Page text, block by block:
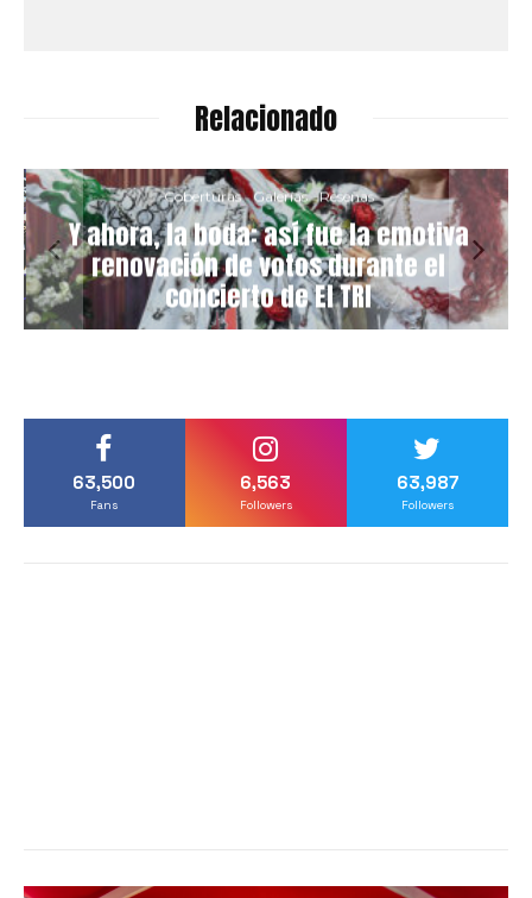
Relacionado
Coberturas Galerías Reseñas
Y ahora, la boda: así fue la emotiva
renovación de votos durante el
concierto de El TRI
63,500
Fans
6,563
Followers
63,987
Followers